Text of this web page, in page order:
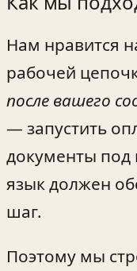
Нам нравится
рабочей
после вашего
— запустить
документы под
язык должен
шаг.
Поэтому мы